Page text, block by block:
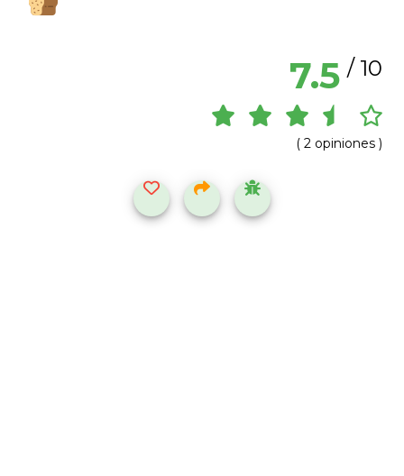
7.5 / 10
( 2 opiniones )